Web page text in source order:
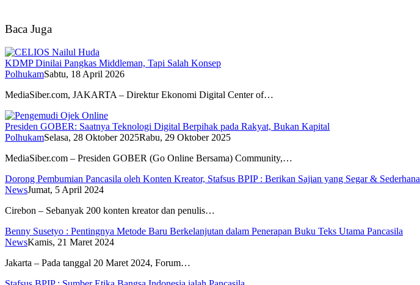
Baca Juga
KDMP Dinilai Pangkas Middleman, Tapi Salah Konsep
PolhukamSabtu, 18 April 2026
MediaSiber.com, JAKARTA – Direktur Ekonomi Digital Center of…
Presiden GOBER: Saatnya Teknologi Digital Berpihak pada Rakyat, Bukan Kapital
PolhukamSelasa, 28 Oktober 2025Rabu, 29 Oktober 2025
MediaSiber.com – Presiden GOBER (Go Online Bersama) Community,…
Dorong Pembumian Pancasila oleh Konten Kreator, Stafsus BPIP : Berikan Sajian yang Segar & Sederhana
NewsJumat, 5 April 2024
Cirebon – Sebanyak 200 konten kreator dan penulis…
Benny Susetyo : Pentingnya Metode Baru Berkelanjutan dalam Penerapan Buku Teks Utama Pancasila
NewsKamis, 21 Maret 2024
Jakarta – Pada tanggal 20 Maret 2024, Forum…